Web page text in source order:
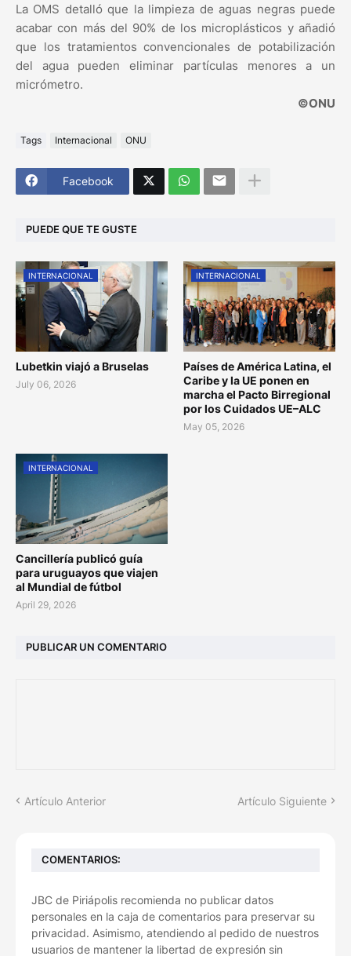
La OMS detalló que la limpieza de aguas negras puede
acabar con más del 90% de los microplásticos y añadió
que los tratamientos convencionales de potabilización
del agua pueden eliminar partículas menores a un
micrómetro.
©ONU
Tags Internacional ONU
Facebook
PUEDE QUE TE GUSTE
INTERNACIONAL
Lubetkin viajó a Bruselas
July 06, 2026
INTERNACIONAL
Países de América Latina, el
Caribe y la UE ponen en
marcha el Pacto Birregional
por los Cuidados UE–ALC
May 05, 2026
INTERNACIONAL
Cancillería publicó guía
para uruguayos que viajen
al Mundial de fútbol
April 29, 2026
PUBLICAR UN COMENTARIO
Artículo Anterior Artículo Siguiente
COMENTARIOS:
JBC de Piriápolis recomienda no publicar datos
personales en la caja de comentarios para preservar su
privacidad. Asimismo, atendiendo al pedido de nuestros
usuarios de mantener la libertad de expresión sin